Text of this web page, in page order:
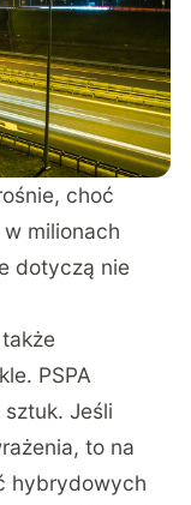
choć
milionach
dotyczą nie
PSPA
Jeśli
to na
hybrydowych